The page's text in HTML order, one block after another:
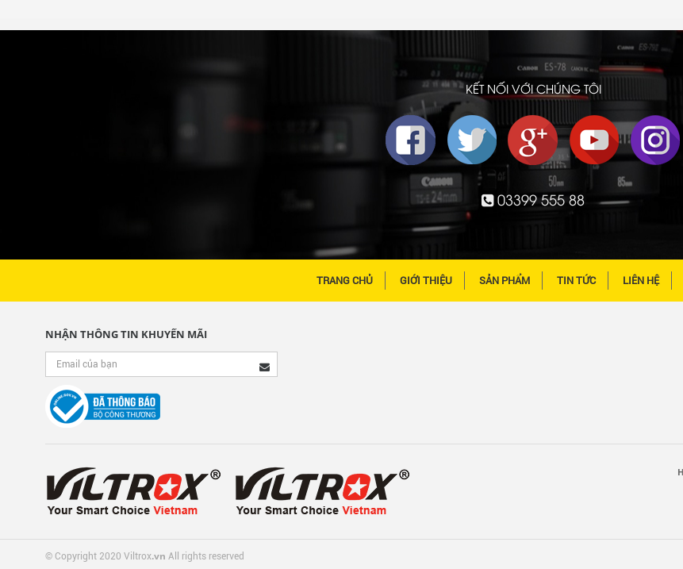
KẾT NỐI VỚI CHÚNG TÔI
03399 555 88
TRANG CHỦ GIỚI THIỆU SẢN PHẨM TIN TỨC LIÊN HỆ
NHẬN THÔNG TIN KHUYẾN MÃI
© Copyright 2020 Viltrox.vn All rights reserved